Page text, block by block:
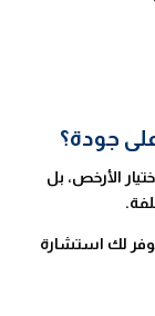
جودة؟
الأرخص، بل
لك استشارة